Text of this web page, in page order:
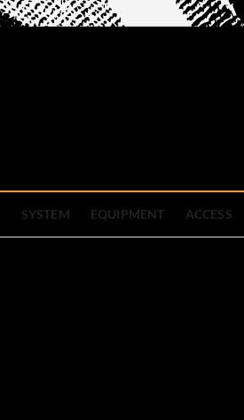
SYSTEM EQUIPMENT ACCESS